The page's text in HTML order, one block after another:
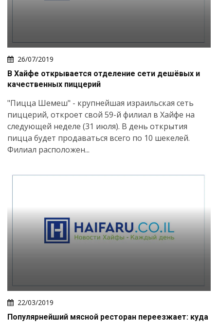
26/07/2019
В Хайфе открывается отделение сети дешёвых и
качественных пиццерий
"Пицца Шемеш" - крупнейшая израильская сеть
пиццерий, откроет свой 59-й филиал в Хайфе на
следующей неделе (31 июля). В день открытия
пицца будет продаваться всего по 10 шекелей.
Филиал расположен...
22/03/2019
Популярнейший мясной ресторан переезжает: куда